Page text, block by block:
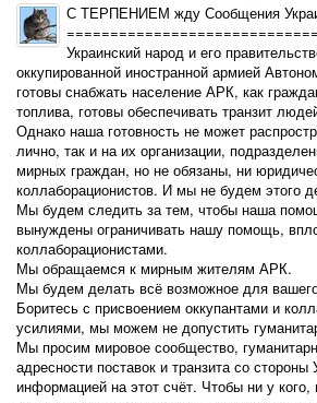
С ТЕРПЕНИЕМ жду Сообщения
=============================
Украинский народ и его
оккупированной иностранной армией
готовы снабжать население АРК, как
топлива, готовы обеспечивать транзит
Однако наша готовность не может
лично, так и на их организации,
мирных граждан, но не обязаны, ни
коллаборационистов. И мы не будем этого
Мы будем следить за тем, чтобы наша
вынуждены ограничивать нашу помощь,
коллаборационистами.
Мы обращаемся к мирным жителям АРК.
Мы будем делать всё возможное для
Боритесь с присвоением оккупантами и
усилиями, мы можем не допустить
Мы просим мировое сообщество,
адресности поставок и транзита со
информацией на этот счёт. Чтобы ни у